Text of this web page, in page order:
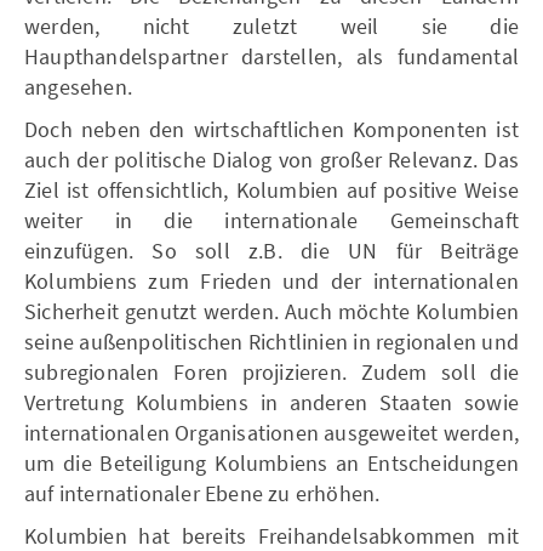
werden, nicht zuletzt weil sie die
Haupthandelspartner darstellen, als fundamental
angesehen.
Doch neben den wirtschaftlichen Komponenten ist
auch der politische Dialog von großer Relevanz. Das
Ziel ist offensichtlich, Kolumbien auf positive Weise
weiter in die internationale Gemeinschaft
einzufügen. So soll z.B. die UN für Beiträge
Kolumbiens zum Frieden und der internationalen
Sicherheit genutzt werden. Auch möchte Kolumbien
seine außenpolitischen Richtlinien in regionalen und
subregionalen Foren projizieren. Zudem soll die
Vertretung Kolumbiens in anderen Staaten sowie
internationalen Organisationen ausgeweitet werden,
um die Beteiligung Kolumbiens an Entscheidungen
auf internationaler Ebene zu erhöhen.
Kolumbien hat bereits Freihandelsabkommen mit